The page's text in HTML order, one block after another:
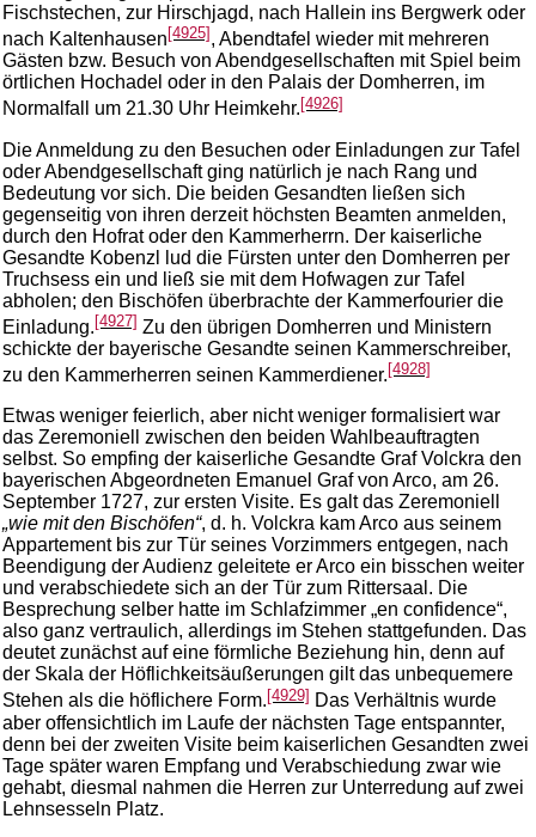
Fischstechen, zur Hirschjagd, nach Hallein ins Bergwerk oder
nach Kaltenhausen [4925] , Abendtafel wieder mit mehreren
Gästen bzw. Besuch von Abendgesellschaften mit Spiel beim
örtlichen Hochadel oder in den Palais der Domherren, im
Normalfall um 21.30 Uhr Heimkehr.[4926]
Die Anmeldung zu den Besuchen oder Einladungen zur Tafel
oder Abendgesellschaft ging natürlich je nach Rang und
Bedeutung vor sich. Die beiden Gesandten ließen sich
gegenseitig von ihren derzeit höchsten Beamten anmelden,
durch den Hofrat oder den Kammerherrn. Der kaiserliche
Gesandte Kobenzl lud die Fürsten unter den Domherren per
Truchsess ein und ließ sie mit dem Hofwagen zur Tafel
abholen; den Bischöfen überbrachte der Kammerfourier die
Einladung. [4927] Zu den übrigen Domherren und Ministern
schickte der bayerische Gesandte seinen Kammerschreiber,
zu den Kammerherren seinen Kammerdiener. [4928]
Etwas weniger feierlich, aber nicht weniger formalisiert war
das Zeremoniell zwischen den beiden Wahlbeauftragten
selbst. So empfing der kaiserliche Gesandte Graf Volckra den
bayerischen Abgeordneten Emanuel Graf von Arco, am 26.
September 1727, zur ersten Visite. Es galt das Zeremoniell
„wie mit den Bischöfen“, d. h. Volckra kam Arco aus seinem
Appartement bis zur Tür seines Vorzimmers entgegen, nach
Beendigung der Audienz geleitete er Arco ein bisschen weiter
und verabschiedete sich an der Tür zum Rittersaal. Die
Besprechung selber hatte im Schlafzimmer „en confidence“,
also ganz vertraulich, allerdings im Stehen stattgefunden. Das
deutet zunächst auf eine förmliche Beziehung hin, denn auf
der Skala der Höflichkeitsäußerungen gilt das unbequemere
Stehen als die höflichere Form.[4929] Das Verhältnis wurde
aber offensichtlich im Laufe der nächsten Tage entspannter,
denn bei der zweiten Visite beim kaiserlichen Gesandten zwei
Tage später waren Empfang und Verabschiedung zwar wie
gehabt, diesmal nahmen die Herren zur Unterredung auf zwei
Lehnsesseln Platz.